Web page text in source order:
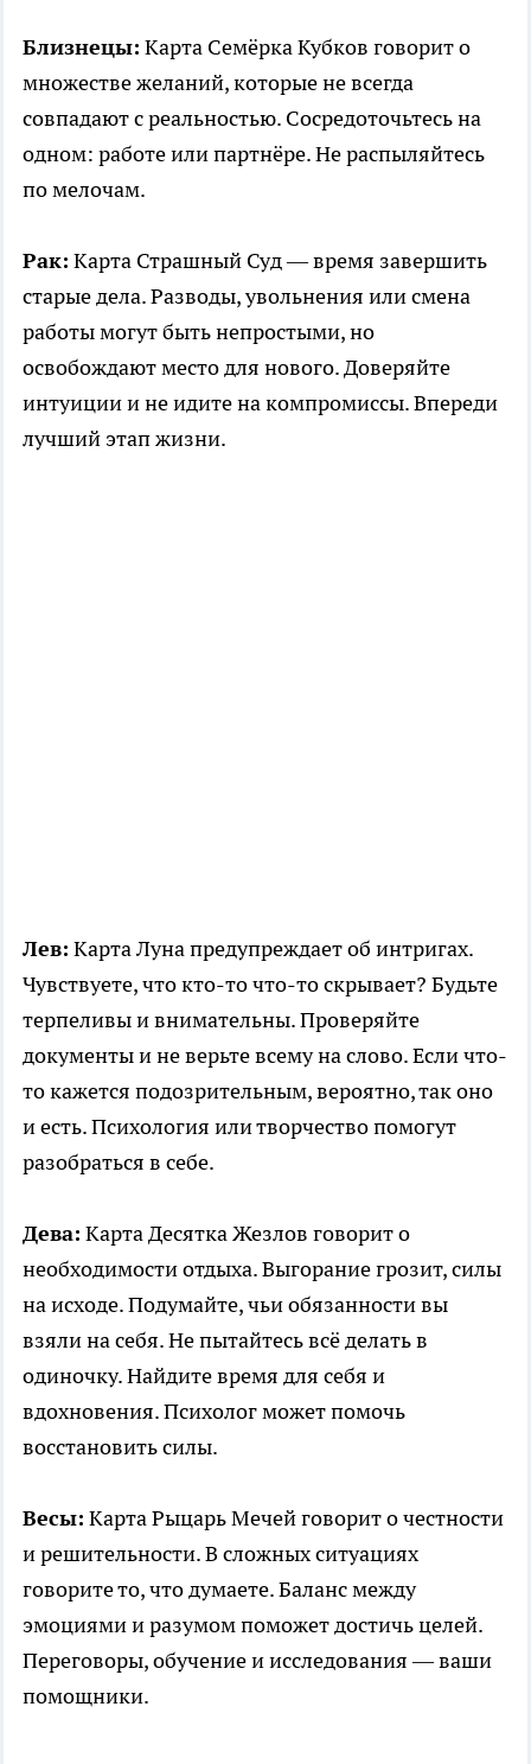
Близнецы: Карта Семёрка Кубков говорит о
множестве желаний, которые не всегда
совпадают с реальностью. Сосредоточьтесь на
одном: работе или партнёре. Не распыляйтесь
по мелочам.
Рак: Карта Страшный Суд — время завершить
старые дела. Разводы, увольнения или смена
работы могут быть непростыми, но
освобождают место для нового. Доверяйте
интуиции и не идите на компромиссы. Впереди
лучший этап жизни.
Лев: Карта Луна предупреждает об интригах.
Чувствуете, что кто-то что-то скрывает? Будьте
терпеливы и внимательны. Проверяйте
документы и не верьте всему на слово. Если что-
то кажется подозрительным, вероятно, так оно
и есть. Психология или творчество помогут
разобраться в себе.
Дева: Карта Десятка Жезлов говорит о
необходимости отдыха. Выгорание грозит, силы
на исходе. Подумайте, чьи обязанности вы
взяли на себя. Не пытайтесь всё делать в
одиночку. Найдите время для себя и
вдохновения. Психолог может помочь
восстановить силы.
Весы: Карта Рыцарь Мечей говорит о честности
и решительности. В сложных ситуациях
говорите то, что думаете. Баланс между
эмоциями и разумом поможет достичь целей.
Переговоры, обучение и исследования — ваши
помощники.